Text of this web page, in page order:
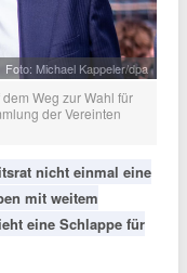
Foto: Michael Kappeler/dpa
Weg zur Wahl für
der Vereinten
nicht einmal eine
mit weitem
eine Schlappe für